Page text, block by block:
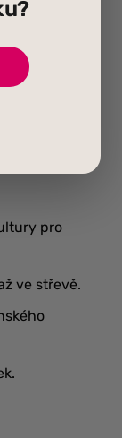
pro
ve střevě.